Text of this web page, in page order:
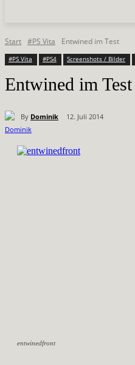
Start #PS Vita Entwined im Test
#PS Vita #PS4 Screenshots / Bilder
Entwined im Test
By Dominik 12. Juli 2014
entwinedfront